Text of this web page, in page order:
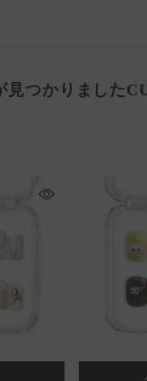
見つかりました